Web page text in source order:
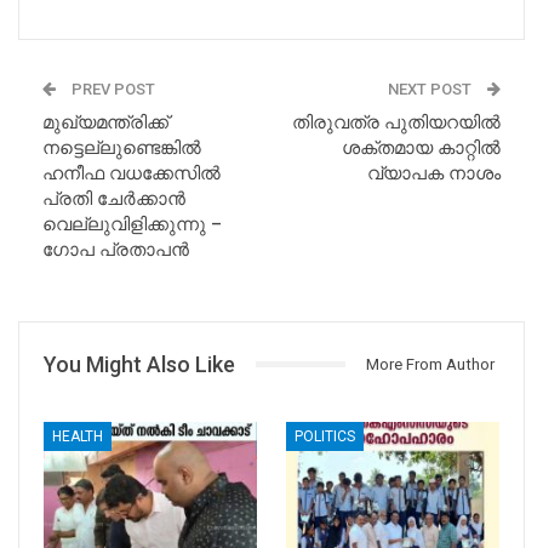
PREV POST
മുഖ്യമന്ത്രിക്ക്
നട്ടെല്ലുണ്ടെങ്കിൽ
ഹനീഫ വധക്കേസിൽ
പ്രതി ചേർക്കാൻ
വെല്ലുവിളിക്കുന്നു –
ഗോപ പ്രതാപൻ
NEXT POST
തിരുവത്ര പുതിയറയിൽ
ശക്തമായ കാറ്റിൽ
വ്യാപക നാശം
You Might Also Like More From Author
HEALTH POLITICS